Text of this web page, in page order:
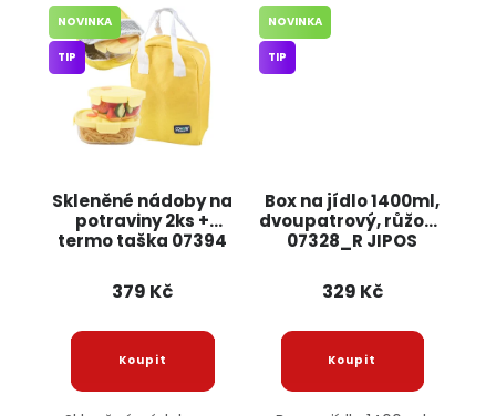
Skleněné nádoby na
potraviny 2ks +
termo taška 07394
NOVINKA
TIP
379 Kč
Box na jídlo 1400ml,
dvoupatrový, růžový
07328_R JIPOS
NOVINKA
TIP
329 Kč